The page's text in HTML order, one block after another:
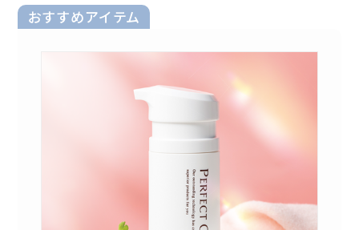
おすすめアイテム